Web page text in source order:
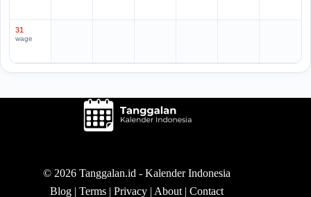
31
wage
© 2026 Tanggalan.id -Kalender Indonesia
Blog |Terms |Privacy | About |Contact